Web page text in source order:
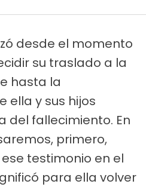
desde el momento
su traslado a la
hasta la
ella y sus hijos
del fallecimiento. En
primero,
testimonio en el
para ella volver